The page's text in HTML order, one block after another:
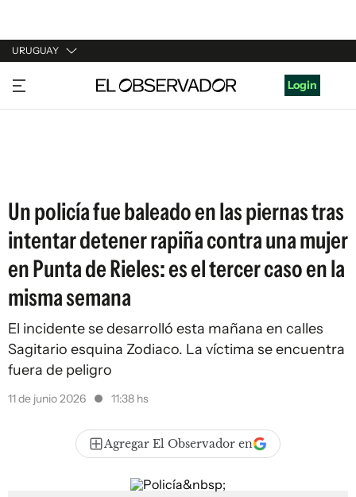
URUGUAY
URUGUAY
ARGENTINA
Login
Un policía fue baleado en las piernas tras
intentar detener rapiña contra una mujer
en Punta de Rieles: es el tercer caso en la
misma semana
El incidente se desarrolló esta mañana en calles
Sagitario esquina Zodiaco. La víctima se encuentra
fuera de peligro
11 de junio 2026 11:38 hs
Agregar El Observador en